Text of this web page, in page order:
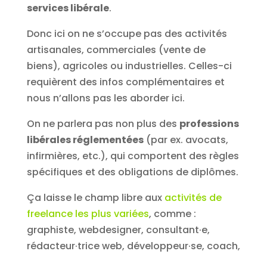
services libérale.
Donc ici on ne s’occupe pas des activités
artisanales, commerciales (vente de
biens), agricoles ou industrielles. Celles-ci
requièrent des infos complémentaires et
nous n’allons pas les aborder ici.
On ne parlera pas non plus des professions
libérales réglementées(par ex. avocats,
infirmières, etc.), qui comportent des règles
spécifiques et des obligations de diplômes.
Ça laisse le champ libre aux activités de
freelance les plus variées, comme :
graphiste, webdesigner, consultant·e,
rédacteur·trice web, développeur·se, coach,